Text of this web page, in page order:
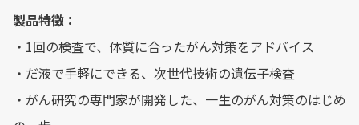
製品特徴：
・1回の検査で、体質に合ったがん対策をアドバイス
・だ液で手軽にできる、次世代技術の遺伝子検査
・がん研究の専門家が開発した、一生のがん対策のはじめ